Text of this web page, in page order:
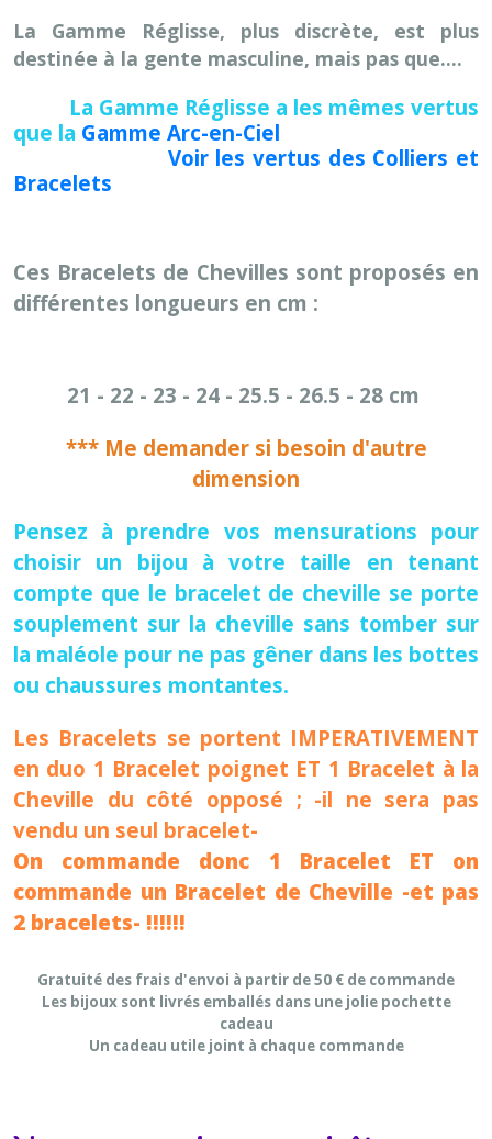
La Gamme Réglisse, plus discrète, est plus
destinée à la gente masculine, mais pas que....
La Gamme Réglisse a les mêmes vertus
que la Gamme Arc-en-Ciel
Voir les vertus des Colliers et
Bracelets
Ces Bracelets de Chevilles sont proposés en
différentes longueurs en cm :
21 - 22 - 23 - 24 - 25.5 - 26.5 - 28 cm
*** Me demander si besoin d'autre
dimension
Pensez à prendre vos mensurations pour
choisir un bijou à votre taille en tenant
compte que le bracelet de cheville se porte
souplement sur la cheville sans tomber sur
la maléole pour ne pas gêner dans les bottes
ou chaussures montantes.
Les Bracelets se portent IMPERATIVEMENT
en duo 1 Bracelet poignet ET 1 Bracelet à la
Cheville du côté opposé ; -il ne sera pas
vendu un seul bracelet-
On commande donc 1 Bracelet ET on
commande un Bracelet de Cheville -et pas
2 bracelets- !!!!!!
Gratuité des frais d'envoi à partir de 50 € de commande
Les bijoux sont livrés emballés dans une jolie pochette
cadeau
Un cadeau utile joint à chaque commande